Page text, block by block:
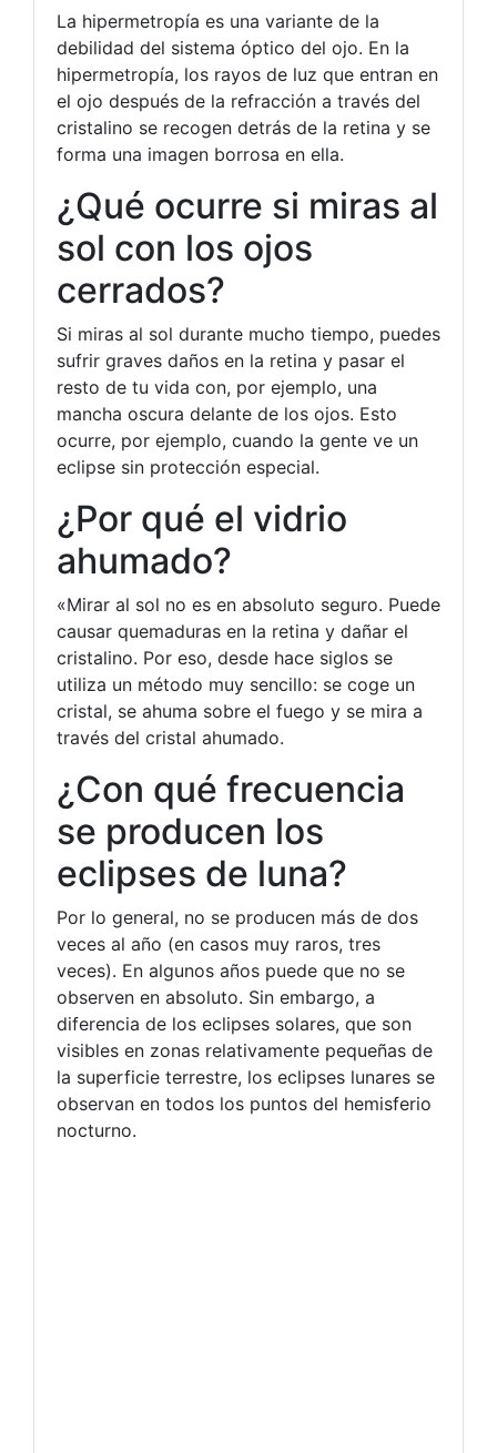
La hipermetropía es una variante de la
debilidad del sistema óptico del ojo. En la
hipermetropía, los rayos de luz que entran en
el ojo después de la refracción a través del
cristalino se recogen detrás de la retina y se
forma una imagen borrosa en ella.
¿Qué ocurre si miras al
sol con los ojos
cerrados?
Si miras al sol durante mucho tiempo, puedes
sufrir graves daños en la retina y pasar el
resto de tu vida con, por ejemplo, una
mancha oscura delante de los ojos. Esto
ocurre, por ejemplo, cuando la gente ve un
eclipse sin protección especial.
¿Por qué el vidrio
ahumado?
«Mirar al sol no es en absoluto seguro. Puede
causar quemaduras en la retina y dañar el
cristalino. Por eso, desde hace siglos se
utiliza un método muy sencillo: se coge un
cristal, se ahuma sobre el fuego y se mira a
través del cristal ahumado.
¿Con qué frecuencia
se producen los
eclipses de luna?
Por lo general, no se producen más de dos
veces al año (en casos muy raros, tres
veces). En algunos años puede que no se
observen en absoluto. Sin embargo, a
diferencia de los eclipses solares, que son
visibles en zonas relativamente pequeñas de
la superficie terrestre, los eclipses lunares se
observan en todos los puntos del hemisferio
nocturno.